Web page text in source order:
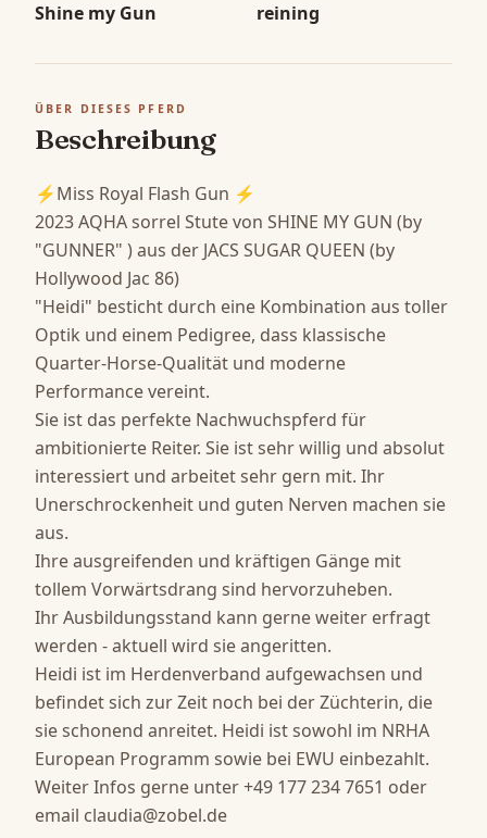
Shine my Gun reining
ÜBER DIESES PFERD
Beschreibung
⚡Miss Royal Flash Gun ⚡
2023 AQHA sorrel Stute von SHINE MY GUN (by
"GUNNER" ) aus der JACS SUGAR QUEEN (by
Hollywood Jac 86)
"Heidi" besticht durch eine Kombination aus toller
Optik und einem Pedigree, dass klassische
Quarter-Horse-Qualität und moderne
Performance vereint.
Sie ist das perfekte Nachwuchspferd für
ambitionierte Reiter. Sie ist sehr willig und absolut
interessiert und arbeitet sehr gern mit. Ihr
Unerschrockenheit und guten Nerven machen sie
aus.
Ihre ausgreifenden und kräftigen Gänge mit
tollem Vorwärtsdrang sind hervorzuheben.
Ihr Ausbildungsstand kann gerne weiter erfragt
werden - aktuell wird sie angeritten.
Heidi ist im Herdenverband aufgewachsen und
befindet sich zur Zeit noch bei der Züchterin, die
sie schonend anreitet. Heidi ist sowohl im NRHA
European Programm sowie bei EWU einbezahlt.
Weiter Infos gerne unter +49 177 234 7651 oder
email claudia@zobel.de